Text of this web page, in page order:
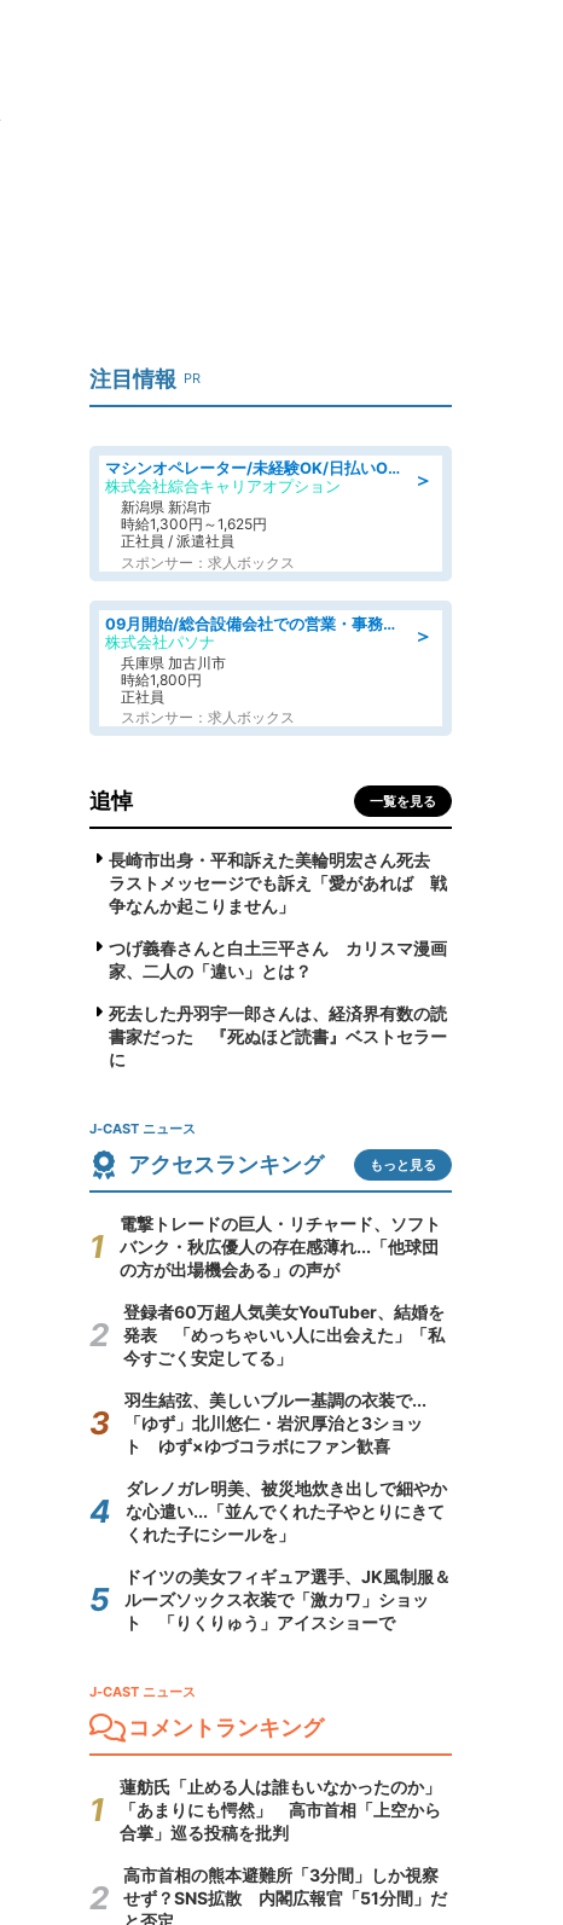
注目情報 PR
＞
マシンオペレーター/未経験OK/日払いOK/寮費無料/交替制/20・30・40代活躍中
株式会社綜合キャリアオプション
新潟県 新潟市
時給1,300円～1,625円
正社員 / 派遣社員
スポンサー：求人ボックス
＞
09月開始/総合設備会社での営業・事務のお仕事/車通勤可/賞与あり/営業/営業事務
株式会社パソナ
兵庫県 加古川市
時給1,800円
正社員
スポンサー：求人ボックス
追悼 一覧を見る
長崎市出身・平和訴えた美輪明宏さん死去
ラストメッセージでも訴え「愛があれば 戦
争なんか起こりません」
つげ義春さんと白土三平さん カリスマ漫画
家、二人の「違い」とは？
死去した丹羽宇一郎さんは、経済界有数の読
書家だった 『死ぬほど読書』ベストセラー
に
J-CAST ニュース
アクセスランキング もっと見る
電撃トレードの巨人・リチャード、ソフト
バンク・秋広優人の存在感薄れ...「他球団
の方が出場機会ある」の声が
登録者60万超人気美女YouTuber、結婚を
発表 「めっちゃいい人に出会えた」「私
今すごく安定してる」
羽生結弦、美しいブルー基調の衣装で...
「ゆず」北川悠仁・岩沢厚治と3ショッ
ト ゆず×ゆづコラボにファン歓喜
ダレノガレ明美、被災地炊き出しで細やか
な心遣い...「並んでくれた子やとりにきて
くれた子にシールを」
ドイツの美女フィギュア選手、JK風制服＆
ルーズソックス衣装で「激カワ」ショッ
ト 「りくりゅう」アイスショーで
J-CAST ニュース
コメントランキング
蓮舫氏「止める人は誰もいなかったのか」
「あまりにも愕然」 高市首相「上空から
合掌」巡る投稿を批判
高市首相の熊本避難所「3分間」しか視察
せず？SNS拡散 内閣広報官「51分間」だ
と否定